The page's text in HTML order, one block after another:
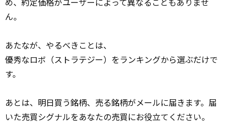
ん。
あたなが、やるべきことは、
優秀なロボ（ストラテジー）をランキングから選ぶだけで
す。
あとは、明日買う銘柄、売る銘柄がメールに届きます。届
いた売買シグナルをあなたの売買にお役立てください。